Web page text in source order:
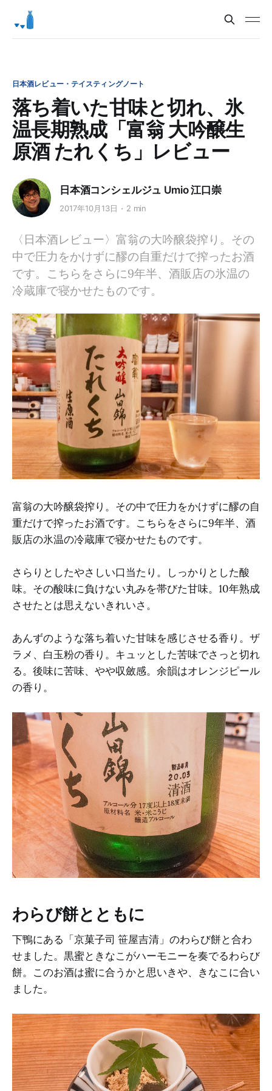
日本酒レビュー・テイスティングノート
落ち着いた甘味と切れ、氷
温長期熟成「富翁 大吟醸生
原酒 たれくち」レビュー
日本酒コンシェルジュ Umio 江口崇
2017年10月13日 2 min
〈日本酒レビュー〉富翁の大吟醸袋搾り。その
中で圧力をかけずに醪の自重だけで搾ったお酒
です。こちらをさらに9年半、酒販店の氷温の
冷蔵庫で寝かせたものです。
富翁の大吟醸袋搾り。その中で圧力をかけずに醪の自
重だけで搾ったお酒です。こちらをさらに9年半、酒
販店の氷温の冷蔵庫で寝かせたものです。
さらりとしたやさしい口当たり。しっかりとした酸
味。その酸味に負けない丸みを帯びた甘味。10年熟成
させたとは思えないきれいさ。
あんずのような落ち着いた甘味を感じさせる香り。ザ
ラメ、白玉粉の香り。キュッとした苦味でさっと切れ
る。後味に苦味、やや収斂感。余韻はオレンジピール
の香り。
わらび餅とともに
下鴨にある「京菓子司 笹屋吉清」のわらび餅と合わ
せました。黒蜜ときなこがハーモニーを奏でるわらび
餅。このお酒は蜜に合うかと思いきや、きなこに合い
ました。